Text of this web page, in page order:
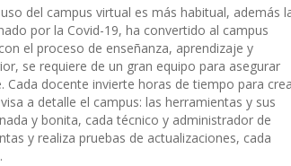
del campus virtual es más habitual, además
por la Covid-19, ha convertido al campus
el proceso de enseñanza, aprendizaje y
se requiere de un gran equipo para asegurar
docente invierte horas de tiempo para
a detalle el campus: las herramientas y sus
y bonita, cada técnico y administrador de
y realiza pruebas de actualizaciones, cada